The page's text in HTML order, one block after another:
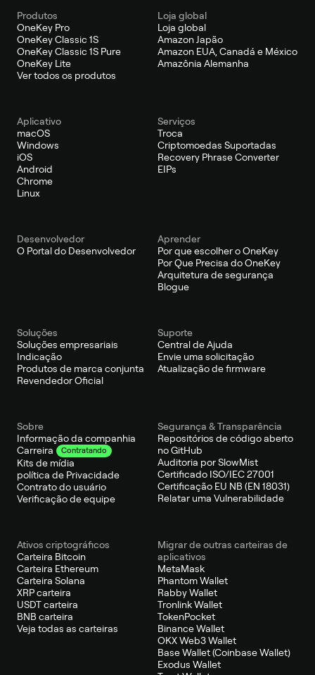
Produtos
OneKey Pro
OneKey Classic 1S
OneKey Classic 1S Pure
OneKey Lite
Ver todos os produtos
Loja global
Loja global
Amazon Japão
Amazon EUA, Canadá e México
Amazônia Alemanha
Aplicativo
macOS
Windows
iOS
Android
Chrome
Linux
Serviços
Troca
Criptomoedas Suportadas
Recovery Phrase Converter
EIPs
Desenvolvedor
O Portal do Desenvolvedor
Aprender
Por que escolher o OneKey
Por Que Precisa do OneKey
Arquitetura de segurança
Blogue
Soluções
Soluções empresariais
Indicação
Produtos de marca conjunta
Revendedor Oficial
Suporte
Central de Ajuda
Envie uma solicitação
Atualização de firmware
Sobre
Informação da companhia
Carreira
Contratando
Kits de mídia
política de Privacidade
Contrato do usuário
Verificação de equipe
Segurança & Transparência
Repositórios de código aberto
no GitHub
Auditoria por SlowMist
Certificado ISO/IEC 27001
Certificação EU NB (EN 18031)
Relatar uma Vulnerabilidade
Ativos criptográficos
Carteira Bitcoin
Carteira Ethereum
Carteira Solana
XRP carteira
USDT carteira
BNB carteira
Veja todas as carteiras
Migrar de outras carteiras de
aplicativos
MetaMask
Phantom Wallet
Rabby Wallet
Tronlink Wallet
TokenPocket
Binance Wallet
OKX Web3 Wallet
Base Wallet (Coinbase Wallet)
Exodus Wallet